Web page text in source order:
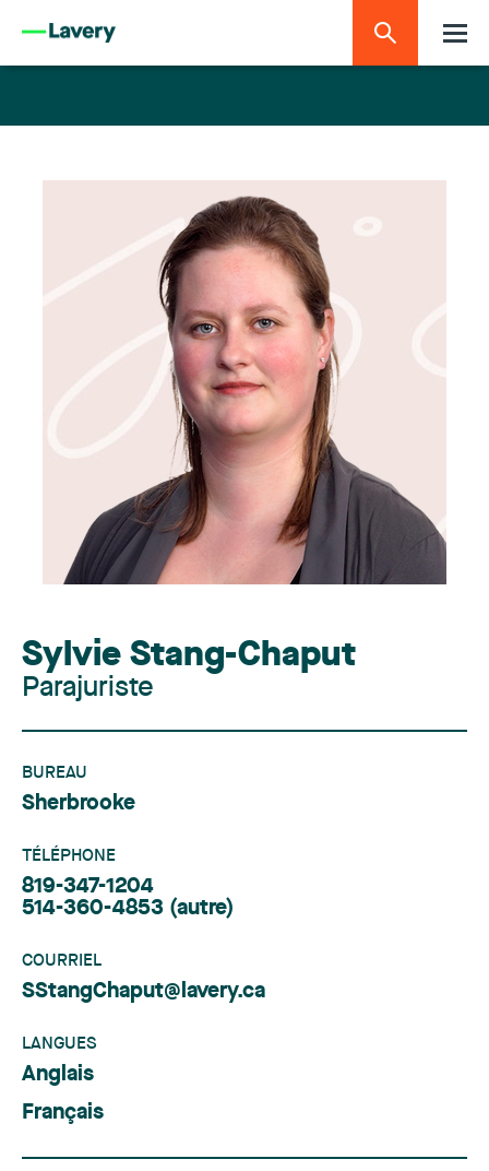
Sylvie Stang-Chaput
Parajuriste
BUREAU
Sherbrooke
TÉLÉPHONE
819-347-1204
514-360-4853 (autre)
COURRIEL
SStangChaput@lavery.ca
LANGUES
Anglais
Français